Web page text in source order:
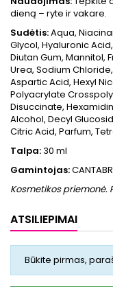
dieną – ryte ir vakare.
Sudėtis:Aqua,
Glycol, Hyaluronic
Diutan Gum, Mannitol,
Urea, Sodium
Aspartic Acid, Hexyl
Polyacrylate
Disuccinate,
Alcohol, Decyl
Citric Acid, Parfum,
Talpa:30 ml
Gamintojas:
Kosmetikos priemonė.
ATSILIEPIMAI
Būkite pirmas,